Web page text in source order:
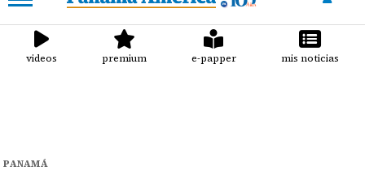
videos premium e-papper mis noticias
PANAMÁ